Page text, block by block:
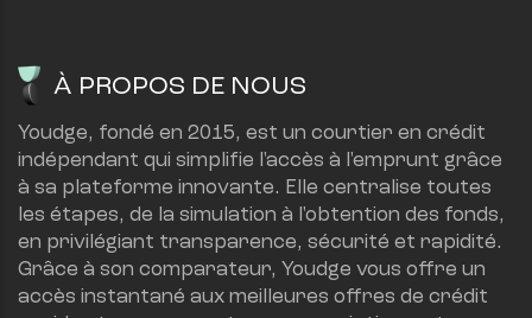
À PROPOS DE NOUS
Youdge, fondé en 2015, est un courtier en crédit
indépendant qui simplifie l'accès à l'emprunt grâce
à sa plateforme innovante. Elle centralise toutes
les étapes, de la simulation à l'obtention des fonds,
en privilégiant transparence, sécurité et rapidité.
Grâce à son comparateur, Youdge vous offre un
accès instantané aux meilleures offres de crédit